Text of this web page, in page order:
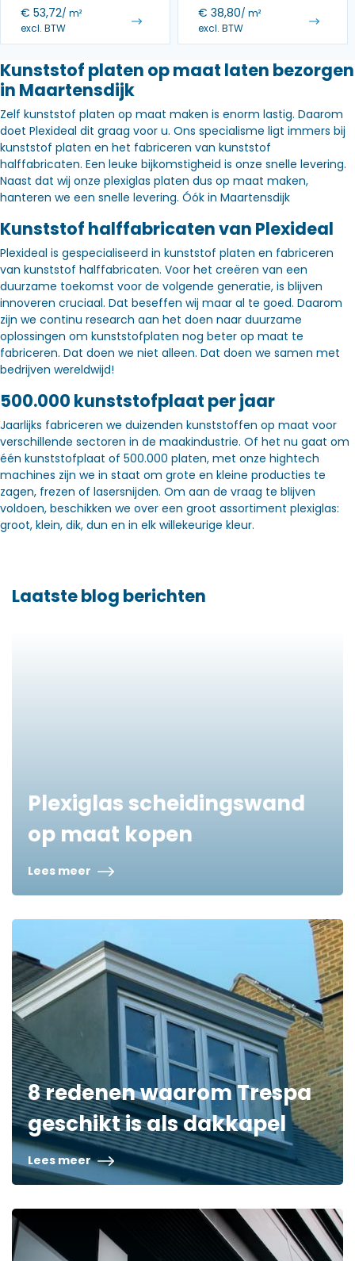
€ 53,72/ m²
excl. BTW
€ 38,80/ m²
excl. BTW
Kunststof platen op maat laten bezorgen
in Maartensdijk
Zelf kunststof platen op maat maken is enorm lastig. Daarom
doet Plexideal dit graag voor u. Ons specialisme ligt immers bij
kunststof platen en het fabriceren van kunststof
halffabricaten. Een leuke bijkomstigheid is onze snelle levering.
Naast dat wij onze plexiglas platen dus op maat maken,
hanteren we een snelle levering. Óók in Maartensdijk
Kunststof halffabricaten van Plexideal
Plexideal is gespecialiseerd in kunststof platen en fabriceren
van kunststof halffabricaten. Voor het creëren van een
duurzame toekomst voor de volgende generatie, is blijven
innoveren cruciaal. Dat beseffen wij maar al te goed. Daarom
zijn we continu research aan het doen naar duurzame
oplossingen om kunststofplaten nog beter op maat te
fabriceren. Dat doen we niet alleen. Dat doen we samen met
bedrijven wereldwijd!
500.000 kunststofplaat per jaar
Jaarlijks fabriceren we duizenden kunststoffen op maat voor
verschillende sectoren in de maakindustrie. Of het nu gaat om
één kunststofplaat of 500.000 platen, met onze hightech
machines zijn we in staat om grote en kleine producties te
zagen, frezen of lasersnijden. Om aan de vraag te blijven
voldoen, beschikken we over een groot assortiment plexiglas:
groot, klein, dik, dun en in elk willekeurige kleur.
Laatste blog berichten
Plexiglas scheidingswand
op maat kopen
Lees meer
8 redenen waarom Trespa
geschikt is als dakkapel
Lees meer